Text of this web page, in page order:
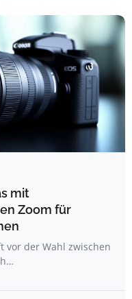
mit
Zoom für
vor der Wahl zwischen